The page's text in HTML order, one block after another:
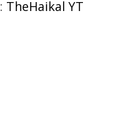
TheHaikal YT